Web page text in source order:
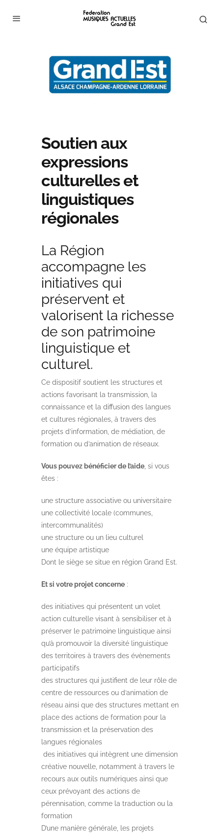
Soutien aux
expressions
culturelles et
linguistiques
régionales
La Région
accompagne les
initiatives qui
préservent et
valorisent la richesse
de son patrimoine
linguistique et
culturel.
Ce dispositif soutient les structures et
actions favorisant la transmission, la
connaissance et la diffusion des langues
et cultures régionales, à travers des
projets d’information, de médiation, de
formation ou d’animation de réseaux.
Vous pouvez bénéficier de l’aide, si vous
êtes :
une structure associative ou universitaire
une collectivité locale (communes,
intercommunalités)
une structure ou un lieu culturel
une équipe artistique
Dont le siège se situe en région Grand Est.
Et si votre projet concerne :
des initiatives qui présentent un volet
action culturelle visant à sensibiliser et à
préserver le patrimoine linguistique ainsi
qu’à promouvoir la diversité linguistique
des territoires à travers des évènements
participatifs
des structures qui justifient de leur rôle de
centre de ressources ou d’animation de
réseau ainsi que des structures mettant en
place des actions de formation pour la
transmission et la préservation des
langues régionales
des initiatives qui intègrent une dimension
créative nouvelle, notamment à travers le
recours aux outils numériques ainsi que
ceux prévoyant des actions de
pérennisation, comme la traduction ou la
formation
D’une manière générale, les projets